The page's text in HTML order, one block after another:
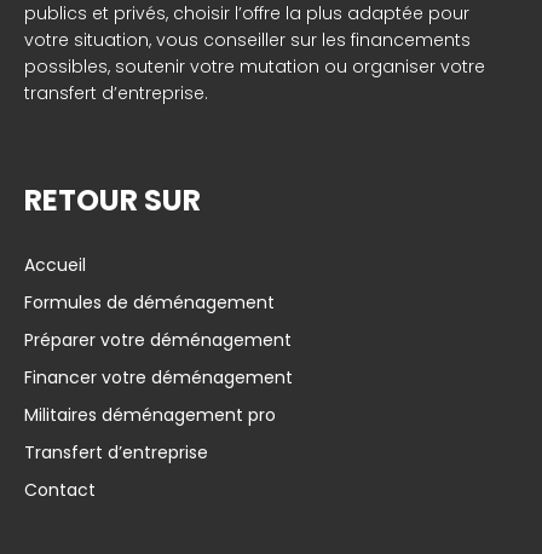
publics et privés, choisir l’offre la plus adaptée pour
votre situation, vous conseiller sur les financements
possibles, soutenir votre mutation ou organiser votre
transfert d’entreprise.
RETOUR SUR
Accueil
Formules de déménagement
Préparer votre déménagement
Financer votre déménagement
Militaires déménagement pro
Transfert d’entreprise
Contact